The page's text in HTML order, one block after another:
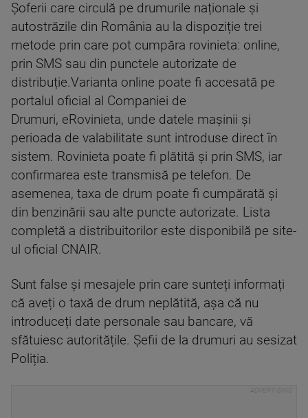
Șoferii care circulă pe drumurile naționale și
autostrăzile din România au la dispoziție trei
metode prin care pot cumpăra rovinieta: online,
prin SMS sau din punctele autorizate de
distribuție.Varianta online poate fi accesată pe
portalul oficial al Companiei de
Drumuri, eRovinieta, unde datele mașinii și
perioada de valabilitate sunt introduse direct în
sistem. Rovinieta poate fi plătită și prin SMS, iar
confirmarea este transmisă pe telefon. De
asemenea, taxa de drum poate fi cumpărată și
din benzinării sau alte puncte autorizate. Lista
completă a distribuitorilor este disponibilă pe site-
ul oficial CNAIR.
Sunt false și mesajele prin care sunteți informați
că aveți o taxă de drum neplătită, așa că nu
introduceți date personale sau bancare, vă
sfătuiesc autoritățile. Șefii de la drumuri au sesizat
Poliția.